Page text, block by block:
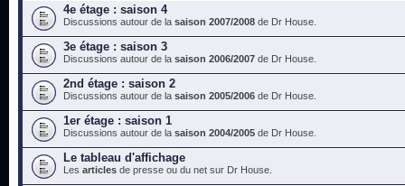
4e étage : saison 4
Discussions autour de la saison 2007/2008 de Dr House.
3e étage : saison 3
Discussions autour de la saison 2006/2007 de Dr House.
2nd étage : saison 2
Discussions autour de la saison 2005/2006 de Dr House.
1er étage : saison 1
Discussions autour de la saison 2004/2005 de Dr House.
Le tableau d'affichage
Les articles de presse ou du net sur Dr House.